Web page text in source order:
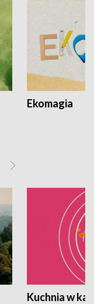
Ekomagia
Kuchnia w